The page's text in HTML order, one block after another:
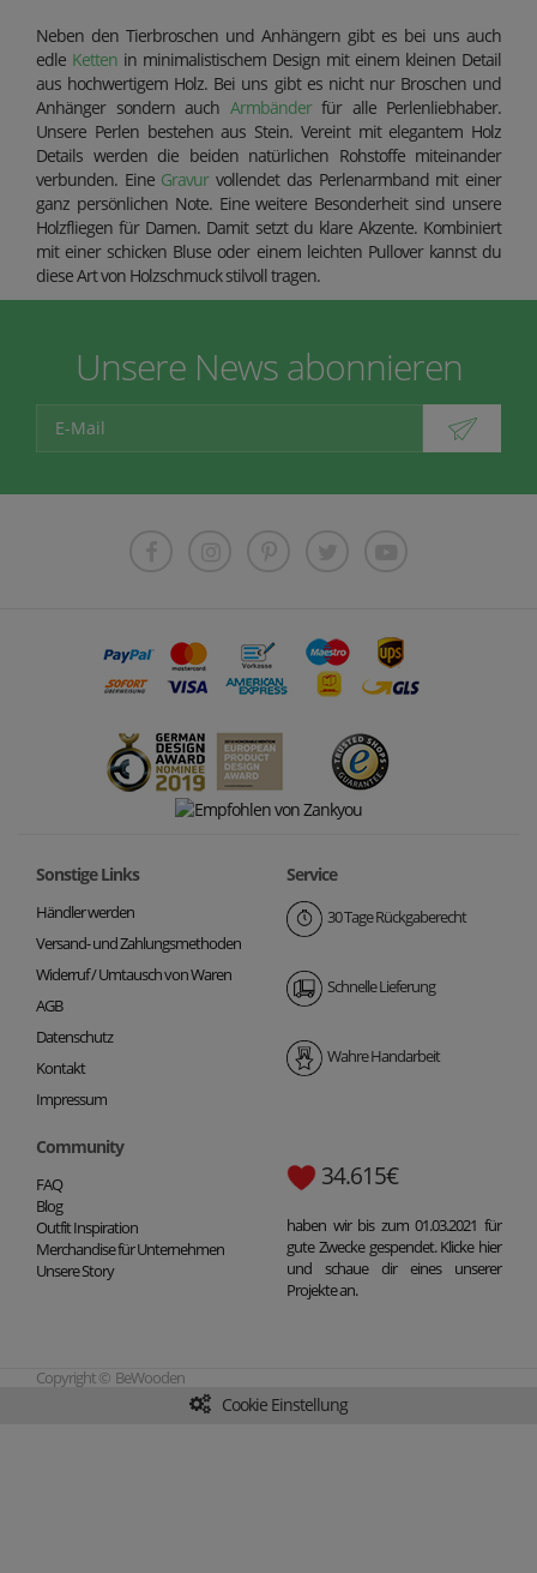
Neben den Tierbroschen und Anhängern gibt es bei uns auch
edle Ketten in minimalistischem Design mit einem kleinen Detail
aus hochwertigem Holz. Bei uns gibt es nicht nur Broschen und
Anhänger sondern auch Armbänderfür alle Perlenliebhaber.
Unsere Perlen bestehen aus Stein. Vereint mit elegantem Holz
Details werden die beiden natürlichen Rohstoffe miteinander
verbunden. Eine Gravurvollendet das Perlenarmband mit einer
ganz persönlichen Note. Eine weitere Besonderheit sind unsere
Holzfliegen für Damen. Damit setzt du klare Akzente. Kombiniert
mit einer schicken Bluse oder einem leichten Pullover kannst du
diese Art von Holzschmuck stilvoll tragen.
Unsere News abonnieren
Sonstige Links
Händler werden
Versand- und Zahlungsmethoden
Widerruf / Umtausch von Waren
AGB
Datenschutz
Kontakt
Impressum
Service
30 Tage Rückgaberecht
Schnelle Lieferung
Wahre Handarbeit
Community
FAQ
Blog
Outfit Inspiration
Merchandise für Unternehmen
Unsere Story
34.615€
haben wir bis zum 01.03.2021 für
gute Zwecke gespendet. Klicke hier
und schaue dir eines unserer
Projekte an.
Copyright © BeWooden
Cookie Einstellung